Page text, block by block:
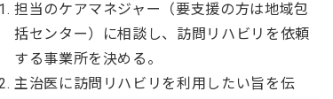
担当のケアマネジャー（要支援の方は地域包
括センター）に相談し、訪問リハビリを依頼
する事業所を決める。
主治医に訪問リハビリを利用したい旨を伝